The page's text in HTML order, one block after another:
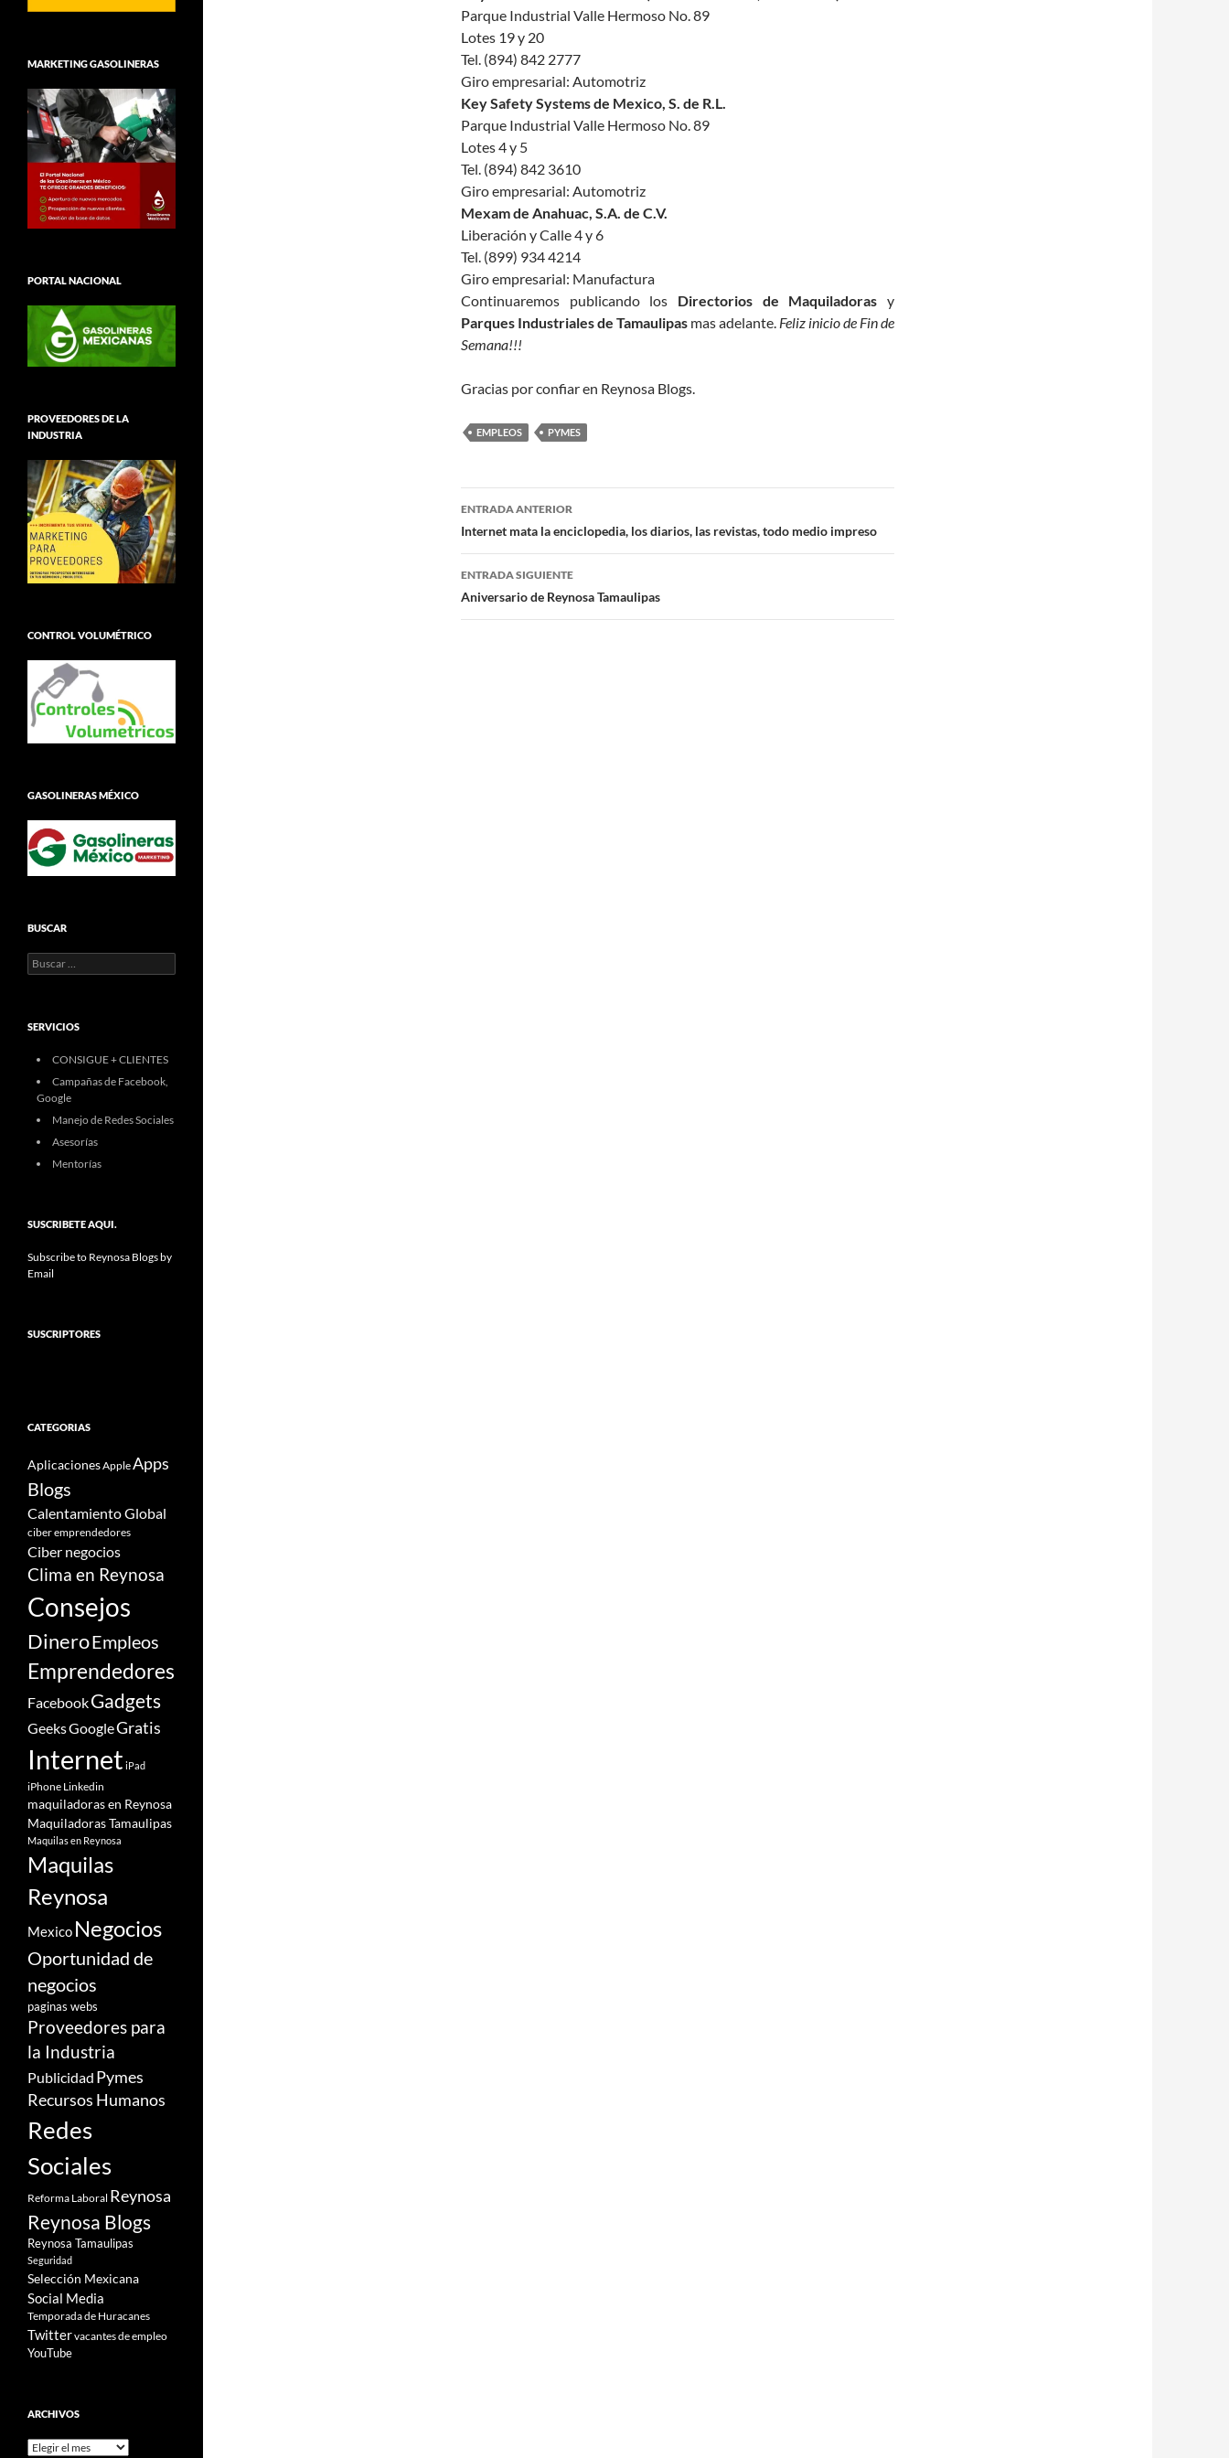
Parque Industrial Valle Hermoso No. 89
Lotes 19 y 20
Tel. (894) 842 2777
Giro empresarial: Automotriz
Key Safety Systems de Mexico, S. de R.L.
Parque Industrial Valle Hermoso No. 89
Lotes 4 y 5
Tel. (894) 842 3610
Giro empresarial: Automotriz
Mexam de Anahuac, S.A. de C.V.
Liberación y Calle 4 y 6
Tel. (899) 934 4214
Giro empresarial: Manufactura
Continuaremos publicando los Directorios de Maquiladoras y
Parques Industriales de Tamaulipas mas adelante. Feliz inicio de Fin de
Semana!!!
Gracias por confiar en Reynosa Blogs.
EMPLEOS PYMES
Navegación
de
entradas
ENTRADA ANTERIOR
Internet mata la enciclopedia, los diarios, las revistas, todo medio impreso
ENTRADA SIGUIENTE
Aniversario de Reynosa Tamaulipas
MARKETING GASOLINERAS
PORTAL NACIONAL
PROVEEDORES DE LA
INDUSTRIA
CONTROL VOLUMÉTRICO
GASOLINERAS MÉXICO
BUSCAR
Buscar:
SERVICIOS
CONSIGUE + CLIENTES
Campañas de Facebook,
Google
Manejo de Redes Sociales
Asesorías
Mentorías
SUSCRIBETE AQUI.
Subscribe to Reynosa Blogs by
Email
SUSCRIPTORES
CATEGORIAS
Aplicaciones AppleApps
Blogs
Calentamiento Global
ciber emprendedores
Ciber negocios
Clima en Reynosa
Consejos
DineroEmpleos
Emprendedores
FacebookGadgets
GeeksGoogleGratis
Internet iPad
iPhone Linkedin
maquiladoras en Reynosa
Maquiladoras Tamaulipas
Maquilas en Reynosa
Maquilas
Reynosa
Mexico Negocios
Oportunidad de
negocios
paginas webs
Proveedores para
la Industria
Publicidad Pymes
Recursos Humanos
Redes
Sociales
Reforma Laboral Reynosa
Reynosa Blogs
Reynosa Tamaulipas
Seguridad
Selección Mexicana
Social Media
Temporada de Huracanes
Twittervacantes de empleo
YouTube
ARCHIVOS
Archivos